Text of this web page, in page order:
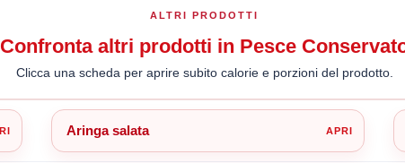
ALTRI PRODOTTI
Confronta altri prodotti in Pesce
Clicca una scheda per aprire subito calorie e porzioni del prodotto.
Aringa salata